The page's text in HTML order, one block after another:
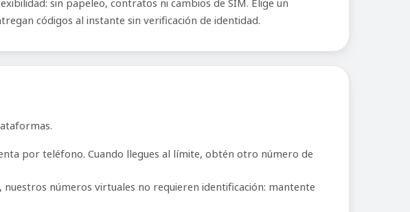
sin papeleo, contratos ni cambios de SIM. Elige un
códigos al instante sin verificación de identidad.
por teléfono. Cuando llegues al límite, obtén otro número de
números virtuales no requieren identificación: mantente